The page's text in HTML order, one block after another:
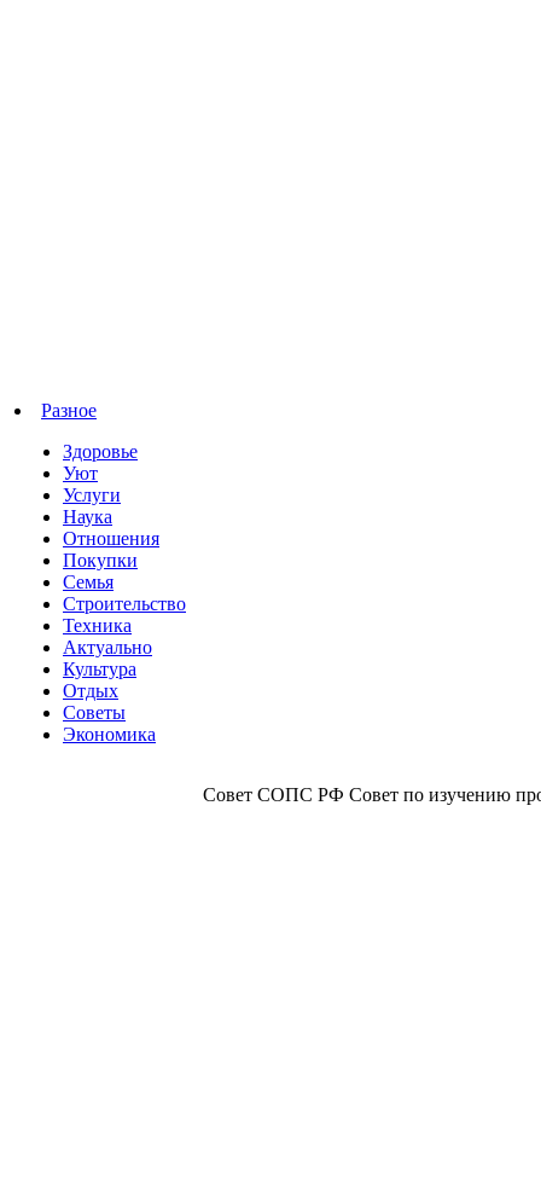
Разное
Здоровье
Уют
Услуги
Наука
Отношения
Покупки
Семья
Строительство
Техника
Актуально
Культура
Отдых
Советы
Экономика
Совет СОПС РФ Совет по изучению